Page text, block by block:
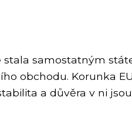
samostatným
obchodu. Korunka
a důvěra v ni